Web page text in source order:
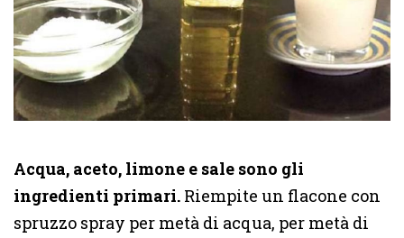
Acqua, aceto, limone e sale sono gli
ingredienti primari. Riempite un flacone con
spruzzo spray per metà di acqua, per metà di